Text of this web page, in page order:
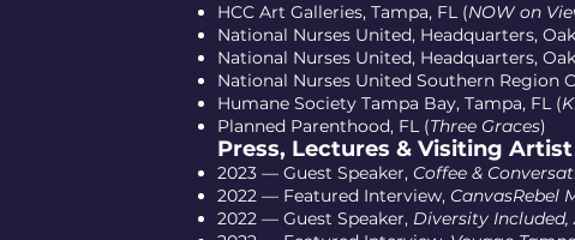
HCC Art Galleries, Tampa, FL (NOW on
National Nurses United, Headquarters,
National Nurses United, Headquarters,
National Nurses United Southern Region
Humane Society Tampa Bay, Tampa, FL (
Planned Parenthood, FL (Three Graces)
Press, Lectures & Visiting
2023 — Guest Speaker, Coffee &
2022 — Featured Interview, CanvasRebel
2022 — Guest Speaker, Diversity